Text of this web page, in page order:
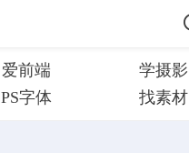
爱前端
学摄影
PS字体 找素材